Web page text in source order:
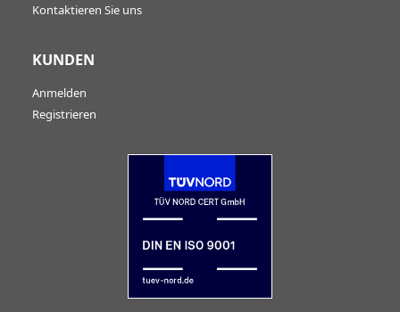
Kontaktieren Sie uns
KUNDEN
Anmelden
Registrieren